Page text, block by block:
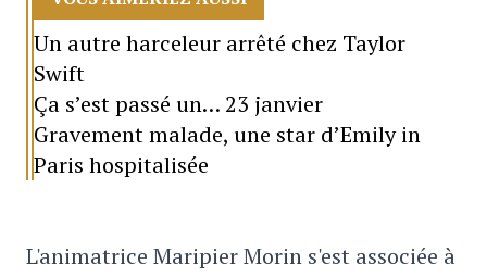
Un autre harceleur arrêté chez Taylor
Swift
Ça s’est passé un… 23 janvier
Gravement malade, une star d’Emily in
Paris hospitalisée
L'animatrice Maripier Morin s'est associée à